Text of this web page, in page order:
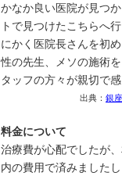
かなか良い医院が見つ
トで見つけたこちらへ
にかく医院長さんを初
性の先生、メソの施術
タッフの方々が親切で
出典： 銀
料金について
治療費が心配でしたが
内の費用で済みました